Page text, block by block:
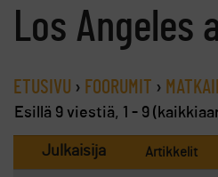
Los Angeles
ETUSIVU › FOORUMIT ›
Esillä 9 viestiä, 1 - 9
Julkaisija Artikkelit